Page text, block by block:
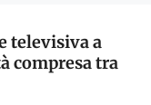
televisiva a
compresa tra